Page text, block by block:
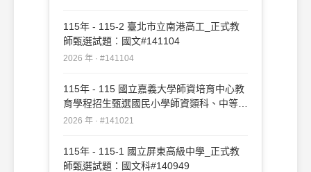
115年 - 115-2 臺北市立南港高工_正式教
師甄選試題︰國文#141104
2026 年 · #141104
115年 - 115 國立嘉義大學師資培育中心教
育學程招生甄選國民小學師資類科、中等學
校師資類科試題：國文#141021
2026 年 · #141021
115年 - 115-1 國立屏東高級中學_正式教
師甄選試題：國文科#140949